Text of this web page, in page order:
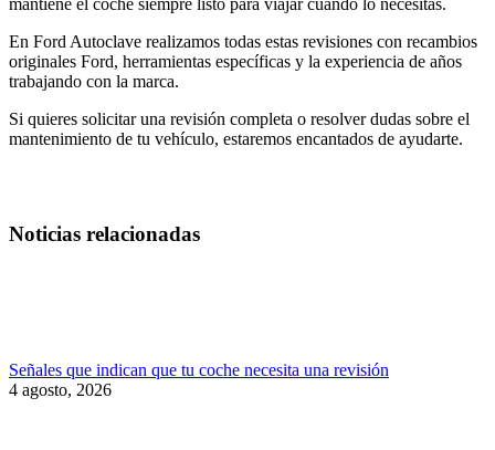
En Ford Autoclave realizamos todas estas revisiones con recambios
originales Ford, herramientas específicas y la experiencia de años
trabajando con la marca.
Si quieres solicitar una revisión completa o resolver dudas sobre el
mantenimiento de tu vehículo, estaremos encantados de ayudarte.
Noticias relacionadas
Señales que indican que tu coche necesita una revisión
4 agosto, 2026